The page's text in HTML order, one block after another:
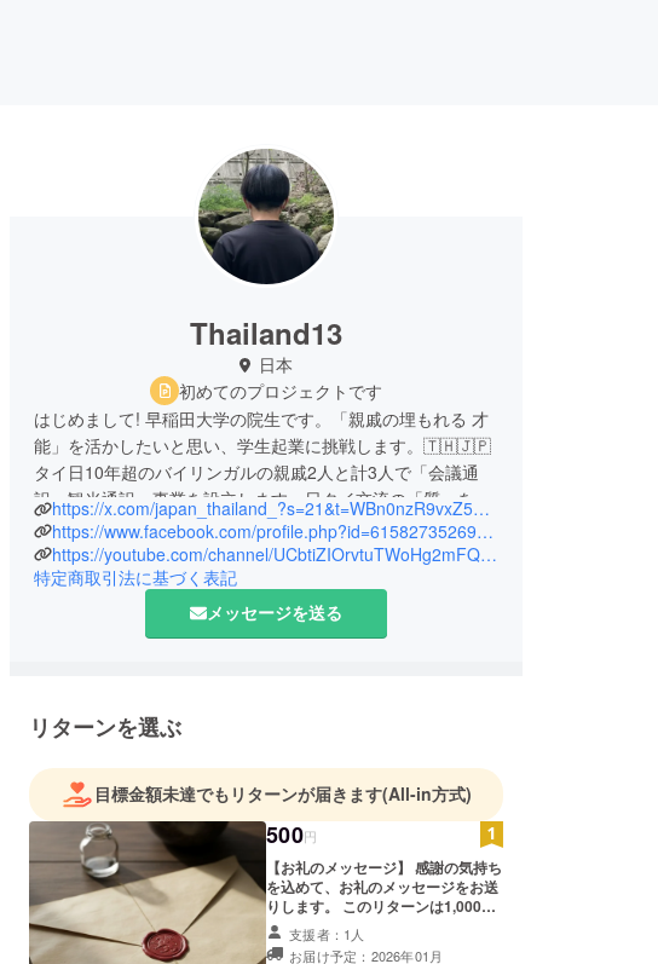
Thailand13
日本
初めてのプロジェクトです
はじめまして! 早稲田大学の院生です。「親戚の埋もれる 才
能」を活かしたいと思い、学生起業に挑戦します。🇹🇭🇯🇵
タイ日10年超のバイリンガルの親戚2人と計3人で「会議通
訳・観光通訳」事業を設立します。日タイ交流の「質」を高
め る挑戦へ、ご支援お願いします！
https://x.com/japan_thailand_?s=21&t=WBn0nzR9vxZ5ECy5P2vGbw
https://www.facebook.com/profile.php?id=61582735269679
https://youtube.com/channel/UCbtiZIOrvtuTWoHg2mFQReA?si=xsn5F4g3gCyxDKHi
特定商取引法に基づく表記
メッセージを送る
リターンを選ぶ
目標金額未達でもリターンが届きます(All-in方式)
500円
【お礼のメッセージ】 感謝の気持ち
を込めて、お礼のメッセージをお送
りします。 このリターンは1,000円
のリターンと同じ内容になります。
支援者：1人
お届け予定：2026年01月